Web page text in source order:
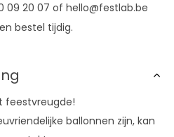
09 20 07 of hello@festlab.be
bestel tijdig.
feestvreugde!
ballonnen zijn, kan